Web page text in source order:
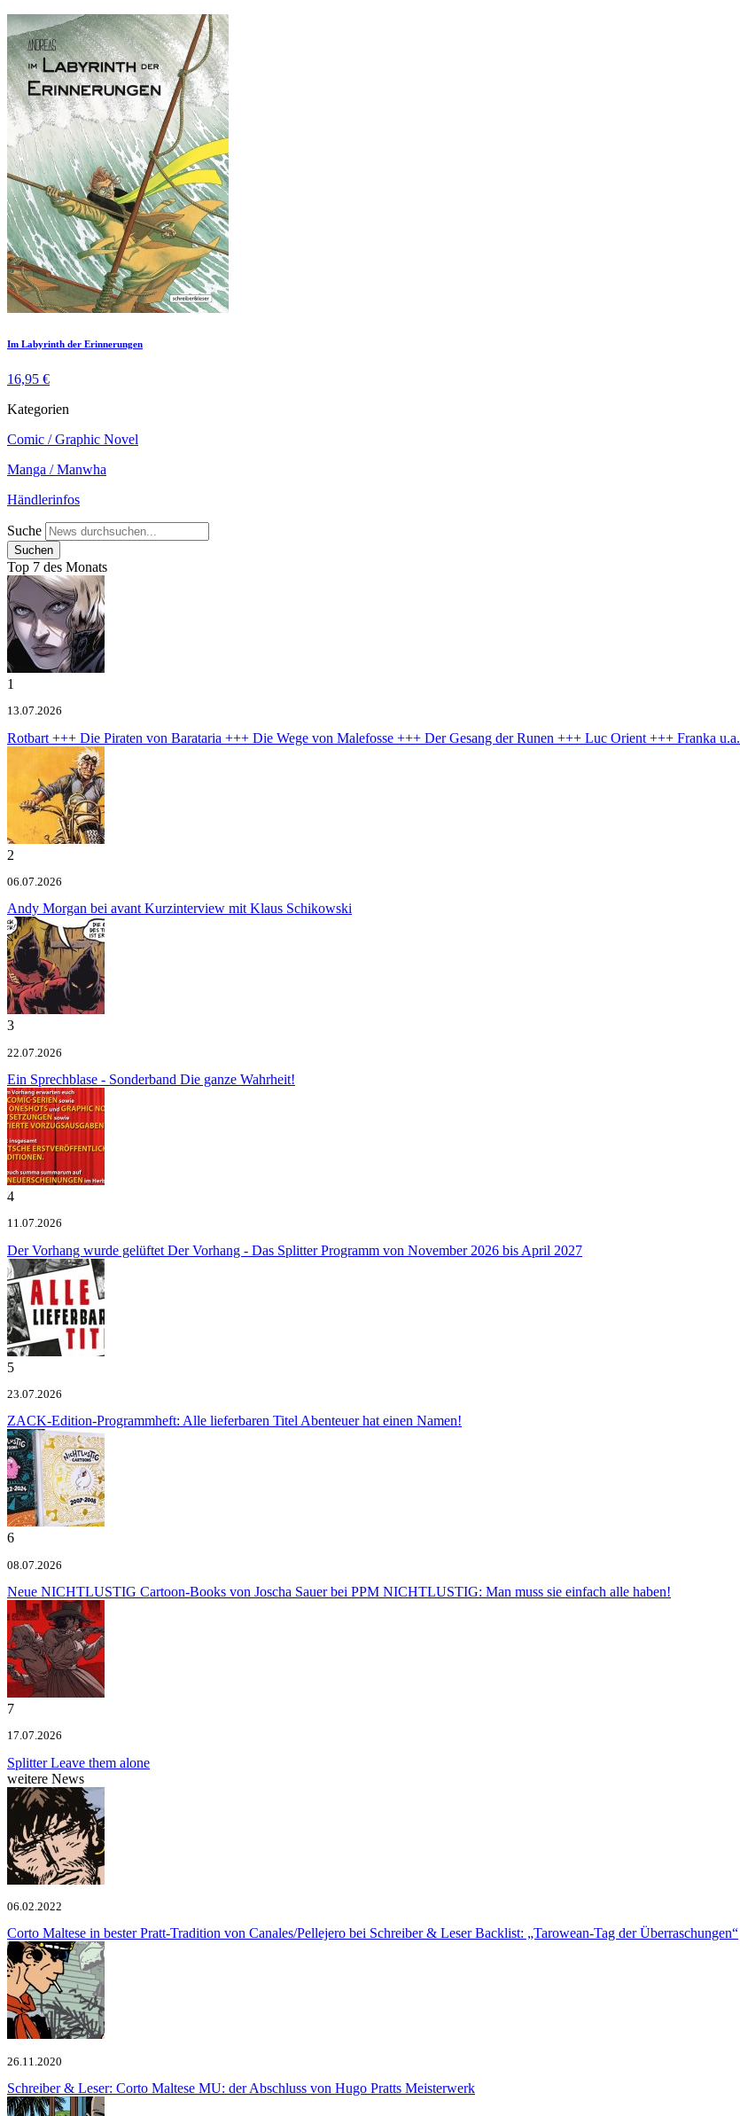
Im Labyrinth der Erinnerungen
16,95 €
Kategorien
Comic / Graphic Novel
Manga / Manwha
Händlerinfos
Suche
Top 7 des Monats
1
13.07.2026
Rotbart +++ Die Piraten von Barataria +++ Die Wege von Malefosse +++ Der Gesang der Runen +++ Luc Orient +++ Franka u.a.
2
06.07.2026
Andy Morgan bei avant Kurzinterview mit Klaus Schikowski
3
22.07.2026
Ein Sprechblase - Sonderband Die ganze Wahrheit!
4
11.07.2026
Der Vorhang wurde gelüftet Der Vorhang - Das Splitter Programm von November 2026 bis April 2027
5
23.07.2026
ZACK-Edition-Programmheft: Alle lieferbaren Titel Abenteuer hat einen Namen!
6
08.07.2026
Neue NICHTLUSTIG Cartoon-Books von Joscha Sauer bei PPM NICHTLUSTIG: Man muss sie einfach alle haben!
7
17.07.2026
SplitterLeave them alone
weitere News
06.02.2022
Corto Maltese in bester Pratt-Tradition von Canales/Pellejero bei Schreiber & LeserBacklist: „Tarowean-Tag der Überraschungen“
26.11.2020
Schreiber & Leser: Corto Maltese MU: der Abschluss von Hugo Pratts Meisterwerk